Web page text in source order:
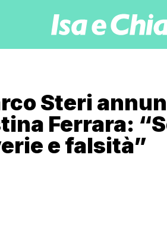
Steri
Ferrara:
e falsità”